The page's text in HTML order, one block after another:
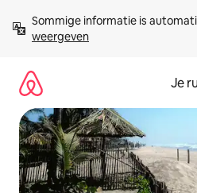
direct
naar
Sommige informatie is
weergeven
Je